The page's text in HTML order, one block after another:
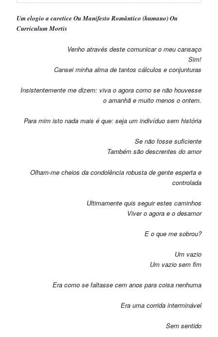
Um elogio a caretice OuManifesto Romântico (humano)Ou
Curriculum Mortis
Venho através deste comunicar o meu cansaço
Sim!
Cansei minha alma de tantos cálculos e conjunturas
Insistentemente me dizem: viva o agora como se não houvesse
o amanhã e muito menos o ontem.
Para mim isto nada mais é que: seja um indivíduo sem história
Se não fosse suficiente
Também são descrentes do amor
Olham-me cheios da condolência robusta de gente esperta e
controlada
Ultimamente quis seguir estes caminhos
Viver o agora e o desamor
E o que me sobrou?
Um vazio
Um vazio sem fim
Era como se faltasse cem anos para coisa nenhuma
Era uma corrida interminável
Sem sentido